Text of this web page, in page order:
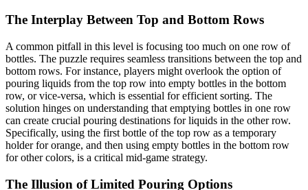
The Interplay Between Top and Bottom Rows
A common pitfall in this level is focusing too much on one row of
bottles. The puzzle requires seamless transitions between the top and
bottom rows. For instance, players might overlook the option of
pouring liquids from the top row into empty bottles in the bottom
row, or vice-versa, which is essential for efficient sorting. The
solution hinges on understanding that emptying bottles in one row
can create crucial pouring destinations for liquids in the other row.
Specifically, using the first bottle of the top row as a temporary
holder for orange, and then using empty bottles in the bottom row
for other colors, is a critical mid-game strategy.
The Illusion of Limited Pouring Options